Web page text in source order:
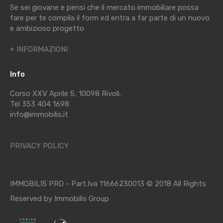
Se sei giovane e pensi che il mercato immobiliare possa
fare per te compila il form ed entra a far parte di un nuovo
e ambizioso progetto
+ INFORMAZIONI
Info
Corso XXV Aprile 5, 10098 Rivoli.
Tel 353 404 1698
info@immobilis.it
PRIVACY POLICY
IMMOBILIS PRO - Part.Iva 11666230013 © 2018 All Rights
Reserved by Immobilis Group